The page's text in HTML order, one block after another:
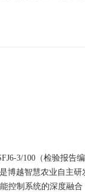
等情况实时反馈，提
3/100（检验报告编
是博越智慧农业自主
控制系统的深度融